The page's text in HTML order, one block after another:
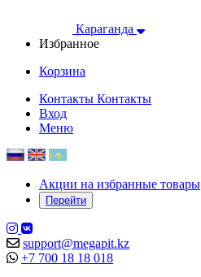
Караганда
Избранное
Корзина
Контакты Контакты
Вход
Меню
Акции на избранные товары
Перейти
support@megapit.kz
+7 700 18 18 018